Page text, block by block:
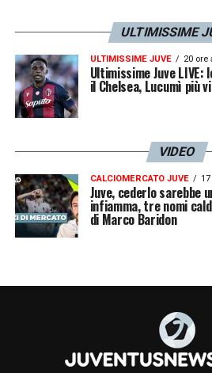
ULTIMISSIME
ULTIMISSIME JUVE 20 ore
Ultimissime Juve
il Chelsea, Lucumì più
VIDEO
CALCIOMERCATO JUVE
Juve, cederlo sarebbe
infiamma, tre nomi
di Marco Baridon